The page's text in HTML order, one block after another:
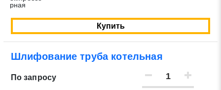
рная
Купить
Шлифование труба котельная
По запросу